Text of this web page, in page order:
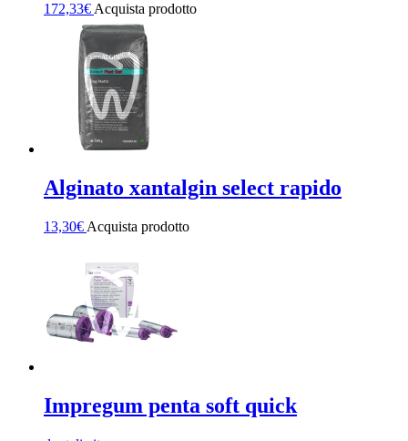
172,33€ Acquista prodotto
Alginato xantalgin select rapido
13,30€ Acquista prodotto
Impregum penta soft quick